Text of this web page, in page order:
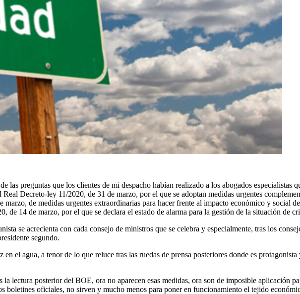
las preguntas que los clientes de mi despacho habían realizado a los abogados especialistas
Decreto-ley 11/2020, de 31 de marzo, por el que se adoptan medidas urgentes
de medidas urgentes extraordinarias para hacer frente al impacto económico y social
de 14 de marzo, por el que se declara el estado de alarma para la gestión de la situación de
se acrecienta con cada consejo de ministros que se celebra y especialmente, tras los
segundo.
el agua, a tenor de lo que reluce tras las ruedas de prensa posteriores donde es
lectura posterior del BOE, ora no aparecen esas medidas, ora son de imposible aplicación
boletines oficiales, no sirven y mucho menos para poner en funcionamiento el tejido